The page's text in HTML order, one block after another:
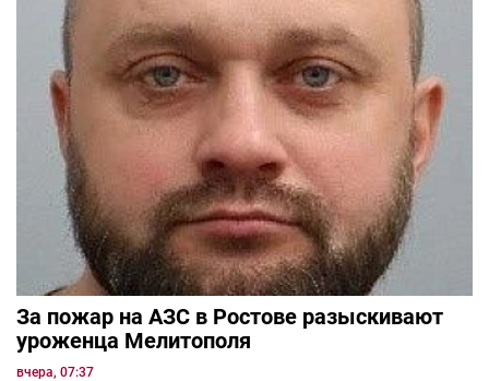
За пожар на АЗС в Ростове разыскивают
уроженца Мелитополя
вчера, 07:37